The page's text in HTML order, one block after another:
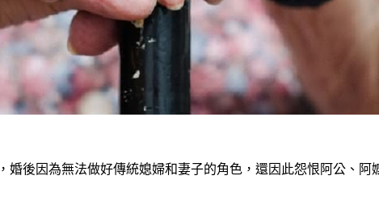
後因為無法做好傳統媳婦和妻子的角色，還因此怨恨阿公、